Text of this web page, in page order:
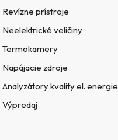
Revízne prístroje
Neelektrické veličiny
Termokamery
Napájacie zdroje
Analyzátory kvality el. energie
Výpredaj